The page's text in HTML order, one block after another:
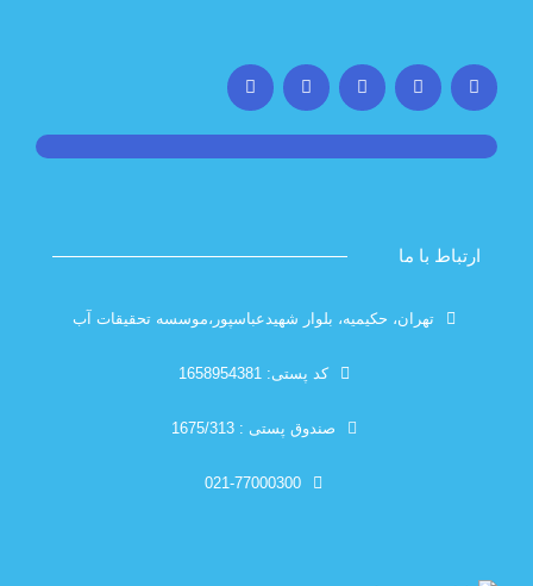
تهران، حکیمیه، بلوار شهیدعباسپور،موسسه تحقیقات آب
صندوق پستی : 1675/313
021-77000300